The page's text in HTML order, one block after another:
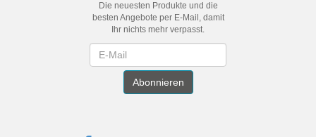
Die neuesten Produkte und die
besten Angebote per E-Mail, damit
Ihr nichts mehr verpasst.
Abonnieren